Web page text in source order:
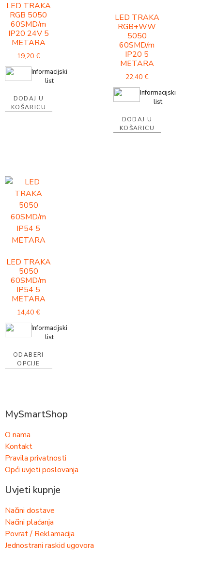
LED TRAKA
RGB 5050
60SMD/m
IP20 24V 5
METARA
19,20€
Informacijski
list
DODAJ U
KOŠARICU
LED TRAKA
RGB+WW
5050
60SMD/m
IP20 5
METARA
22,40€
Informacijski
list
DODAJ U
KOŠARICU
LED TRAKA
5050
60SMD/m
IP54 5
METARA
14,40€
Informacijski
list
ODABERI
OPCIJE
MySmartShop
O nama
Kontakt
Pravila privatnosti
Opći uvjeti poslovanja
Uvjeti kupnje
Načini dostave
Načini plaćanja
Povrat / Reklamacija
Jednostrani raskid ugovora